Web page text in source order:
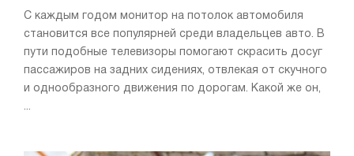
С каждым годом монитор на потолок автомобиля
становится все популярней среди владельцев авто. В
пути подобные телевизоры помогают скрасить досуг
пассажиров на задних сидениях, отвлекая от скучного
и однообразного движения по дорогам. Какой же он,
...